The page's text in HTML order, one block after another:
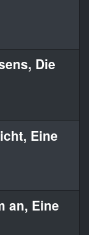
Die
Eine
an, Eine